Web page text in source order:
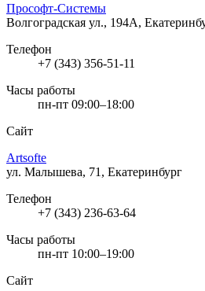
Прософт-Системы
Волгоградская ул., 194А,
Телефон
+7 (343) 356-51-11
Часы работы
пн-пт 09:00–18:00
Сайт
Artsofte
ул. Малышева, 71, Екатеринбург
Телефон
+7 (343) 236-63-64
Часы работы
пн-пт 10:00–19:00
Сайт